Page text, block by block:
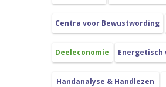
Centra voor Bewustwording
Deeleconomie Energetisch
Handanalyse & Handlezen